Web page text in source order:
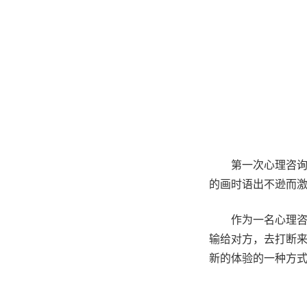
第一次心理咨
的画时语出不逊而
作为一名心理
输给对方，去打断
新的体验的一种方